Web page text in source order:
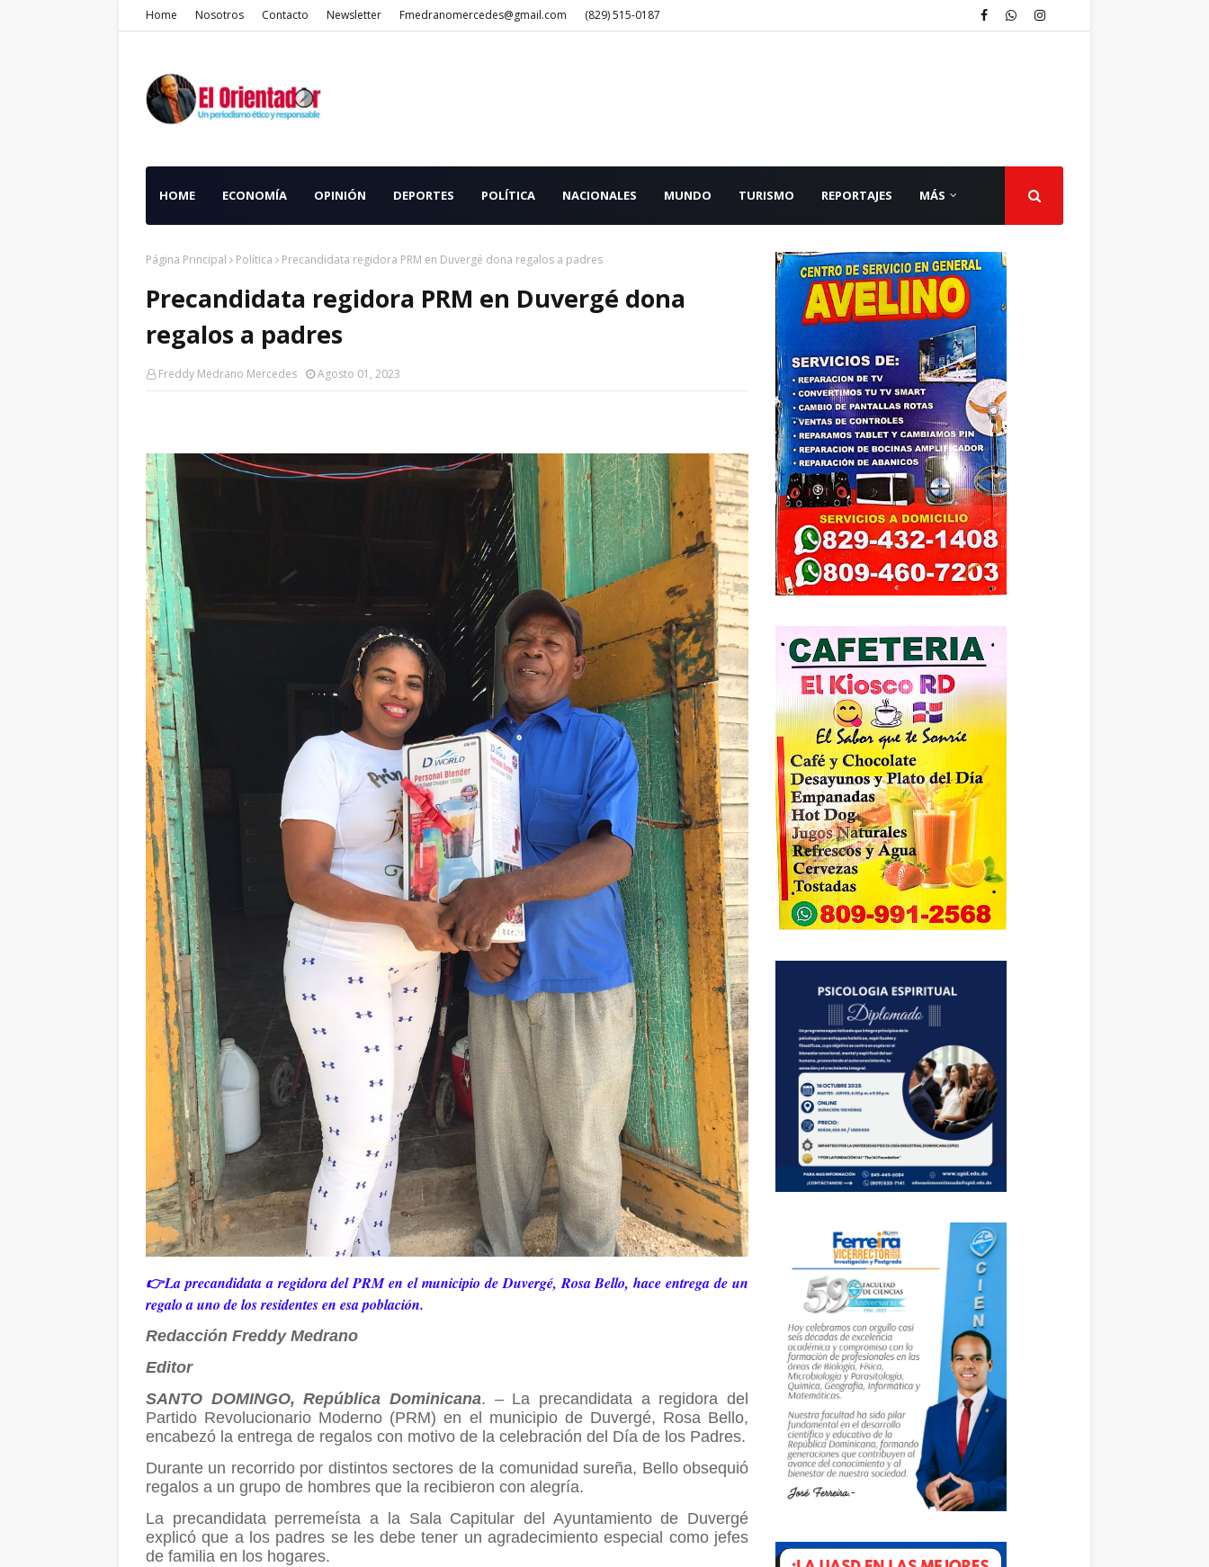
Home Nosotros Contacto Newsletter Fmedranomercedes@gmail.com (829) 515-0187
HOME ECONOMÍA OPINIÓN DEPORTES POLÍTICA NACIONALES MUNDO TURISMO REPORTAJES MÁS
Página Principal Política Precandidata regidora PRM en Duvergé dona regalos a padres
Precandidata regidora PRM en Duvergé dona
regalos a padres
Freddy Medrano Mercedes Agosto 01, 2023
👉La precandidata a regidora del PRM en el municipio de Duvergé, Rosa Bello, hace entrega de un
regalo a uno de los residentes en esa población.
Redacción Freddy Medrano
Editor
SANTO DOMINGO, República Dominicana. – La precandidata a regidora del
Partido Revolucionario Moderno (PRM) en el municipio de Duvergé, Rosa Bello,
encabezó la entrega de regalos con motivo de la celebración del Día de los Padres.
Durante un recorrido por distintos sectores de la comunidad sureña, Bello obsequió
regalos a un grupo de hombres que la recibieron con alegría.
La precandidata perremeísta a la Sala Capitular del Ayuntamiento de Duvergé
explicó que a los padres se les debe tener un agradecimiento especial como jefes
de familia en los hogares.